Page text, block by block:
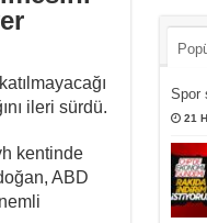
ileri sürdü.
kentinde
ABD
Spor
21